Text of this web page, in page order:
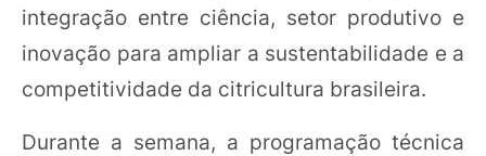
integração entre ciência, setor produtivo e
inovação para ampliar a sustentabilidade e a
competitividade da citricultura brasileira.
Durante a semana, a programação técnica